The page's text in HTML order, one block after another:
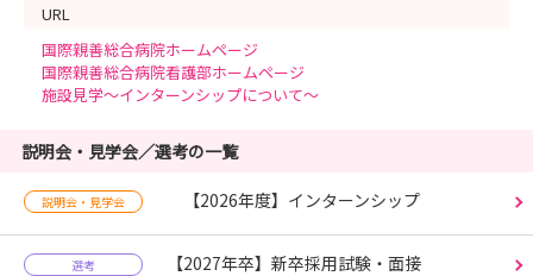
URL
国際親善総合病院ホームページ
国際親善総合病院看護部ホームページ
施設見学～インターンシップについて～
説明会・見学会／選考の一覧
説明会・見学会 【2026年度】インターンシップ
選考 【2027年卒】新卒採用試験・面接